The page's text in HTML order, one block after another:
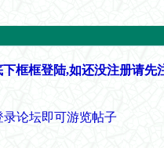
框框登陆,如还没注册请先
论坛即可游览帖子